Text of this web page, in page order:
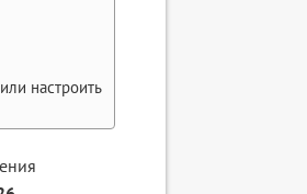
настроить